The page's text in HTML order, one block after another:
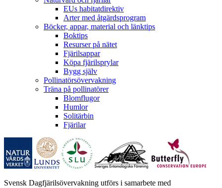
EUs habitatdirektiv
Arter med åtgärdsprogram
Böcker, appar, material och länktips
Boktips
Resurser på nätet
Fjärilsappar
Köpa fjärilsprylar
Bygg själv
Pollinatörsövervakning
Träna på pollinatörer
Blomflugor
Humlor
Solitärbin
Fjärilar
Svensk Dagfjärilsövervakning utförs i samarbete med